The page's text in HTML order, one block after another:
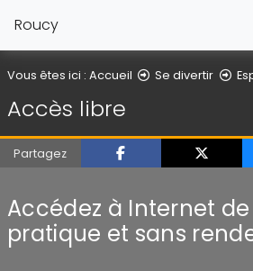
Roucy
Vous êtes ici : Accueil Se divertir
Accès libre
Partagez
Accédez à Internet
pratique et sans